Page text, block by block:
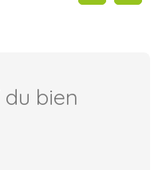
du bien